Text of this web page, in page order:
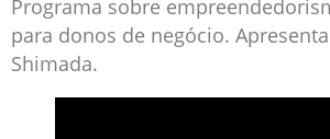
Programa sobre
para donos de negócio.
Shimada.